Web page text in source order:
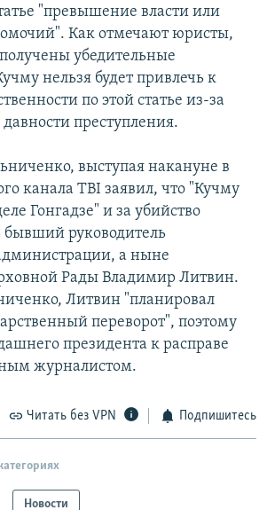
"превышение власти или
Как отмечают юристы,
убедительные
нельзя будет привлечь к
по этой статье из-за
преступления.
выступая накануне в
канала TBI заявил, что "Кучму
Гонгадзе" и за убийство
бывший руководитель
а ныне
Рады Владимир Литвин.
Литвин "планировал
переворот", поэтому
президента к расправе
журналистом.
Читать без VPN Подпишитесь
Новости